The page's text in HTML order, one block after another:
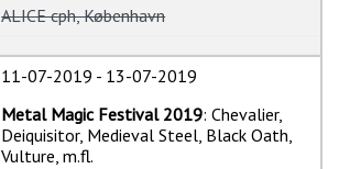
ALICE cph, København
11-07-2019 - 13-07-2019
Metal Magic Festival 2019: Chevalier,
Deiquisitor, Medieval Steel, Black Oath,
Vulture, m.fl.